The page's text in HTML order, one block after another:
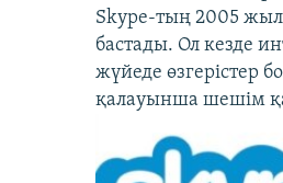
Skype-тың 2005
бастады. Ол кезде
жүйеде өзгерістер
қалауынша шешім